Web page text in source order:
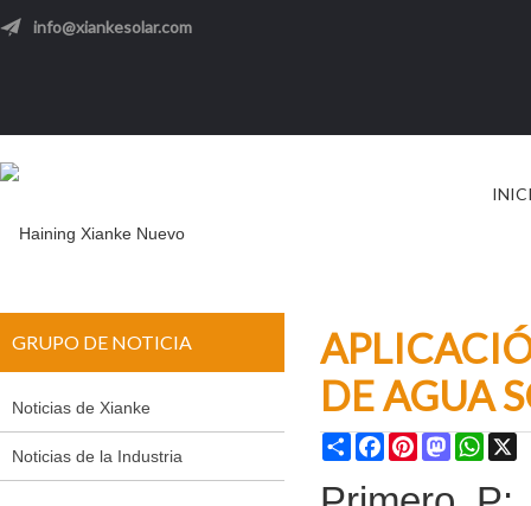
info@xiankesolar.com
GRUPO DE NOTICIA
Noticias de Xianke
Noticias de la Industria
DE AGUA
ShareFacebookPinterestMastodon